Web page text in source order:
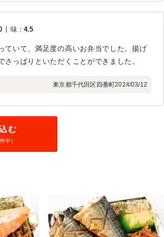
味：4.5
ていて、満足度の高いお弁当でした。揚げ
っぱりといただくことができました。
東京都千代田区四番町2024/03/12
む
中）